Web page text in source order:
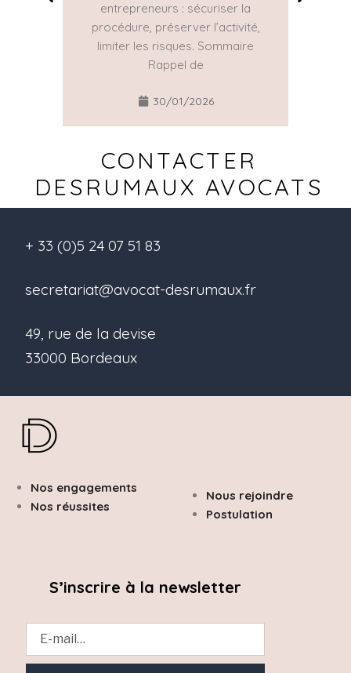
entrepreneurs : sécuriser la
procédure, préserver l’activité,
limiter les risques. Sommaire
Rappel de
30/01/2026
CONTACTER
DESRUMAUX AVOCATS
+ 33 (0)5 24 07 51 83
secretariat@avocat-desrumaux.fr
49, rue de la devise
33000 Bordeaux
Nous rejoindre
Postulation
Nos engagements
Nos réussites
S’inscrire à la newsletter